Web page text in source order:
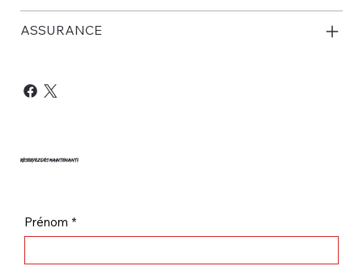
ASSURANCE
Prénom *
RÉSERVEZ DÈS MAINTENANT!